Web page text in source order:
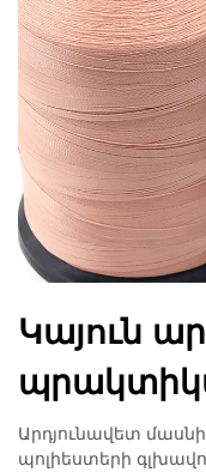
Կայուն
Արդյունավետ
պոլիեստերի